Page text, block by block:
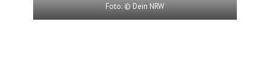
Foto: © Dein NRW